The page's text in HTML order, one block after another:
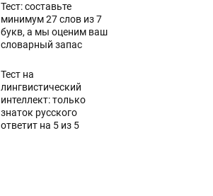
Тест: составьте
минимум 27 слов из 7
букв, а мы оценим ваш
словарный запас
Тест на
лингвистический
интеллект: только
знаток русского
ответит на 5 из 5